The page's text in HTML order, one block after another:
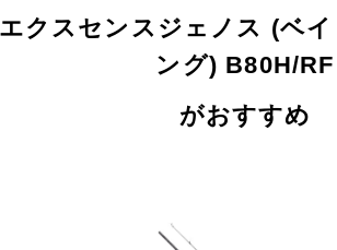
クスセンスジェノス (ベイ
ング) B80H/RF
がおすすめ